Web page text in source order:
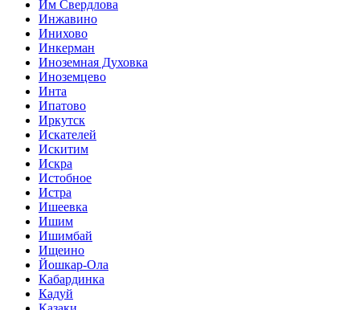
Им Свердлова
Инжавино
Инихово
Инкерман
Иноземная Духовка
Иноземцево
Инта
Ипатово
Иркутск
Искателей
Искитим
Искра
Истобное
Истра
Ишеевка
Ишим
Ишимбай
Ищеино
Йошкар-Ола
Кабардинка
Кадуй